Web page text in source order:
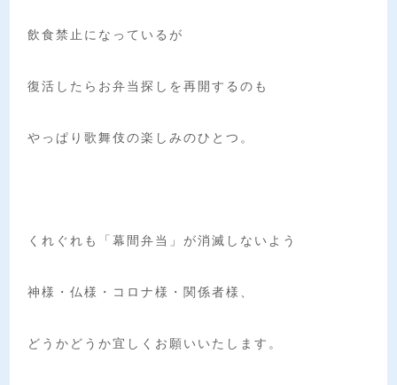
飲食禁止になっているが
復活したらお弁当探しを再開するのも
やっぱり歌舞伎の楽しみのひとつ。
くれぐれも「幕間弁当」が消滅しないよう
神様・仏様・コロナ様・関係者様、
どうかどうか宜しくお願いいたします。